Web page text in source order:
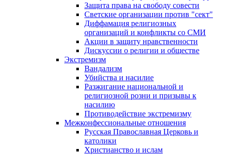
Защита права на свободу совести
Светские организации против "сект"
Диффамация религиозных
организаций и конфликты со СМИ
Акции в защиту нравственности
Дискуссии о религии и обществе
Экстремизм
Вандализм
Убийства и насилие
Разжигание национальной и
религиозной розни и призывы к
насилию
Противодействие экстремизму
Межконфессиональные отношения
Русская Православная Церковь и
католики
Христианство и ислам